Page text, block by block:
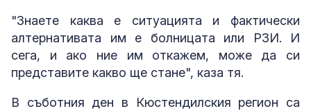
"Знаете каква е ситуацията и фактически
алтернативата им е болницата или РЗИ. И
сега, и ако ние им откажем, може да си
представите какво ще стане", каза тя.
В съботния ден в Кюстендилския регион са